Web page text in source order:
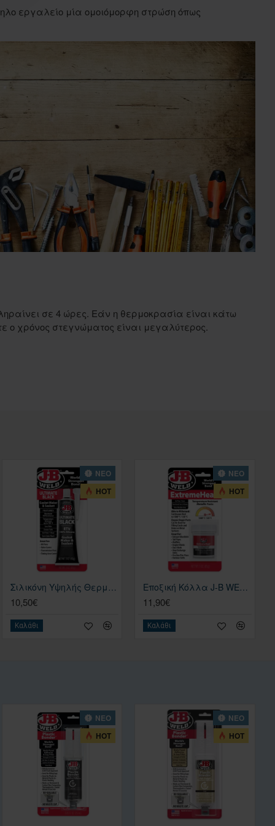
εργαλείο μία ομοιόμορφη στρώση όπως
σε 4 ώρες. Εάν η θερμοκρασία είναι κάτω
ο χρόνος στεγνώματος είναι μεγαλύτερος.
ΝΕΟ
HOT
Σιλικόνη Υψηλής Θερμοκρασίας J-B WELD Ultimate Black Gasket Maker & Sealant- Φλατζόκολλα – 3 OZ 85gr Μαύρο
10,50€
Καλάθι
ΝΕΟ
HOT
Εποξική Κόλλα J-B WELD EXTREMEHEAT™ PASTE – 3 OZ EPOXY 85gr Σκούρο Γκρι
11,90€
Καλάθι
ΝΕΟ
HOT
ΝΕΟ
HOT